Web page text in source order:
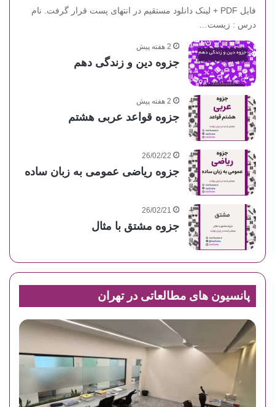
فایل PDF + لینک دانلود مستقیم در انتهای پست قرار گرفت. نام
درس : زیست…
2 هفته پیش
جزوه دین و زندگی دهم
2 هفته پیش
جزوه قواعد عربی هشتم
26/02/22
جزوه ریاضی عمومی به زبان ساده
26/02/21
جزوه مشتق با مثال
پانسیون های مطالعاتی در تهران